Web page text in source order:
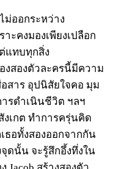
ม่ออกระหว่าง
าะคงมองเพียงเปลือก
แทบทุกสิ่ง
สองตัวละครนี้มีความ
สาร อุปนิสัยใจคอ มุม
รดำเนินชีวิต ฯลฯ
เกต ทำการครุ่นคิด
ธอทั้งสองออกจากกัน
ดนั้น จะรู้สึกอึ้งทึ่งใน